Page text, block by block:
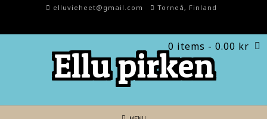
content
elluvieheet@gmail.com Torneå, Finland
Ellu pirken
0 items - 0.00 kr